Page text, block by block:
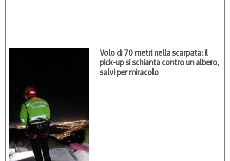
Volo di 70 metri nella scarpata: il
pick-up si schianta contro un albero,
salvi per miracolo